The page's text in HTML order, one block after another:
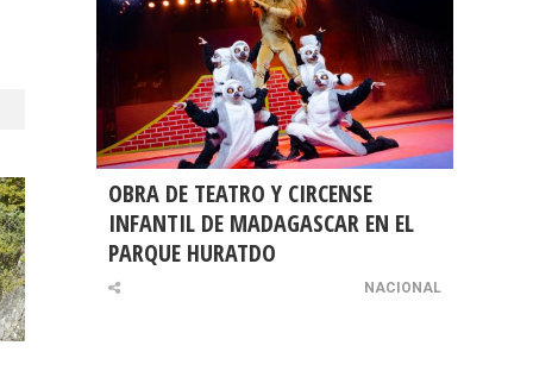
OBRA DE TEATRO Y CIRCENSE
INFANTIL DE MADAGASCAR EN EL
PARQUE HURATDO
NACIONAL